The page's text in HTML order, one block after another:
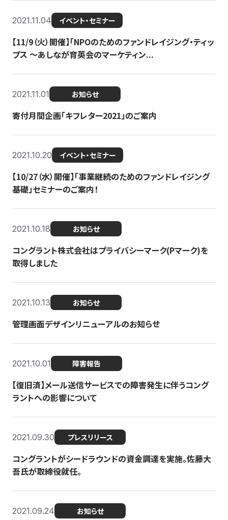
2021.11.04 イベント・セミナー
【11/9（火）開催】「NPOのためのファンドレイジング・ティッ
プス 〜あしなが育英会のマーケティン...
2021.11.01 お知らせ
寄付月間企画「キフレター2021」のご案内
2021.10.20 イベント・セミナー
【10/27（水）開催】「事業継続のためのファンドレイジング
基礎」セミナーのご案内！
2021.10.18 お知らせ
コングラント株式会社はプライバシーマーク(Pマーク)を
取得しました
2021.10.13 お知らせ
管理画面デザインリニューアルのお知らせ
2021.10.01 障害報告
【復旧済】メール送信サービスでの障害発生に伴うコング
ラントへの影響について
2021.09.30 プレスリリース
コングラントがシードラウンドの資金調達を実施。佐藤大
吾氏が取締役就任。
2021.09.24 お知らせ